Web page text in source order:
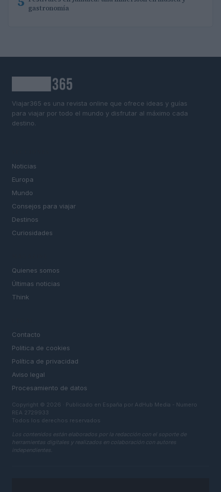
gastronomía
Viajar365 es una revista online que ofrece ideas y guías
para viajar por todo el mundo y disfrutar al máximo cada
destino.
Noticias
Europa
Mundo
Consejos para viajar
Destinos
Curiosidades
Quienes somos
Últimas noticias
Think
Contacto
Politica de cookies
Política de privacidad
Aviso legal
Procesamiento de datos
Copyright © 2026 · Publicado en España por AdHub Media - Numero
REA 2729933
Todos los derechos reservados
Los contenidos están elaborados por la redacción con el soporte de
herramientas digitales y realizados en colaboración con autores
independientes.